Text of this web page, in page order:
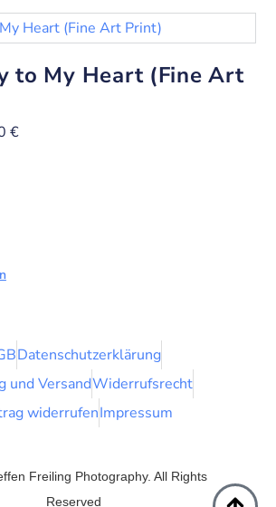
to My Heart (Fine Art
€
Datenschutzerklärung
und VersandWiderrufsrecht
widerrufenImpressum
Freiling Photography. All Rights
Reserved